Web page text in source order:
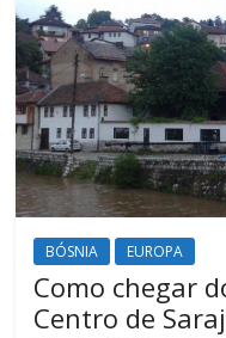
BÓSNIA EUROPA
Como chegar
Centro de